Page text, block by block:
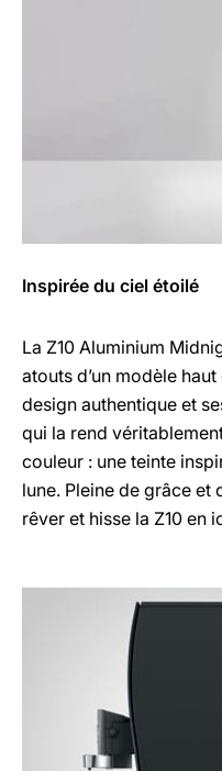
Inspirée du ciel étoilé
La Z10 Aluminium
atouts d’un modèle
design authentique et
qui la rend
couleur : une teinte
lune. Pleine de grâce
rêver et hisse la Z10 en